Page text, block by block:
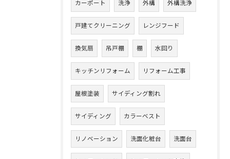
カーポート 洗浄 外構 外構洗浄
戸建てクリーニング レンジフード
換気扇 吊戸棚 棚 水回り
キッチンリフォーム リフォーム工事
屋根塗装 サイディング割れ
サイディング カラーベスト
リノベーション 洗面化粧台 洗面台